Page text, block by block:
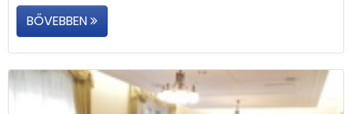
BŐVEBBEN